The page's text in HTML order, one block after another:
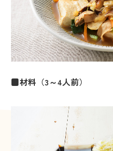
■材料（3～4人前）